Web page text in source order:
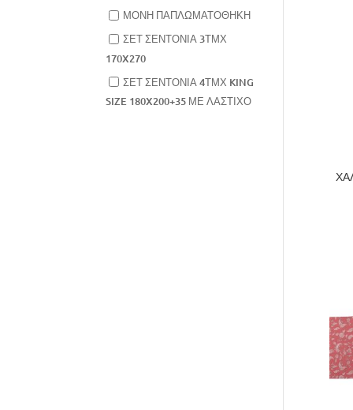
ΜΟΝΗ ΠΑΠΛΩΜΑΤΟΘΗΚΗ
ΣΕΤ ΣΕΝΤΟΝΙΑ 3ΤΜΧ
170X270
ΣΕΤ ΣΕΝΤΟΝΙΑ 4ΤΜΧ KING
SIZE 180X200+35 ΜΕ ΛΑΣΤΙΧΟ